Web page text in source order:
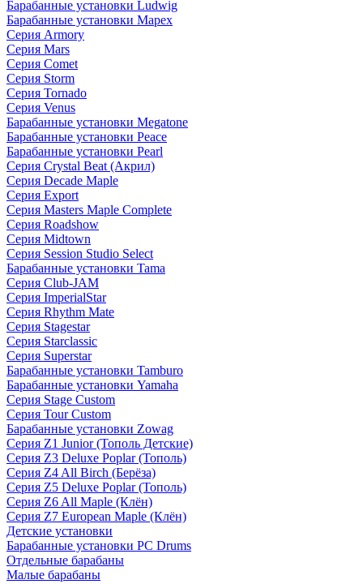
Барабанные установки Ludwig
Барабанные установки Mapex
Серия Armory
Серия Mars
Серия Comet
Серия Storm
Серия Tornado
Серия Venus
Барабанные установки Megatone
Барабанные установки Peace
Барабанные установки Pearl
Серия Crystal Beat (Акрил)
Серия Decade Maple
Серия Export
Серия Masters Maple Complete
Серия Roadshow
Серия Midtown
Серия Session Studio Select
Барабанные установки Tama
Серия Club-JAM
Серия ImperialStar
Серия Rhythm Mate
Серия Stagestar
Серия Starclassic
Серия Superstar
Барабанные установки Tamburo
Барабанные установки Yamaha
Серия Stage Custom
Серия Tour Custom
Барабанные установки Zowag
Серия Z1 Junior (Тополь Детские)
Серия Z3 Deluxe Poplar (Тополь)
Серия Z4 All Birch (Берёза)
Серия Z5 Deluxe Poplar (Тополь)
Серия Z6 All Maple (Клён)
Серия Z7 European Maple (Клён)
Детские установки
Барабанные установки PC Drums
Отдельные барабаны
Малые барабаны